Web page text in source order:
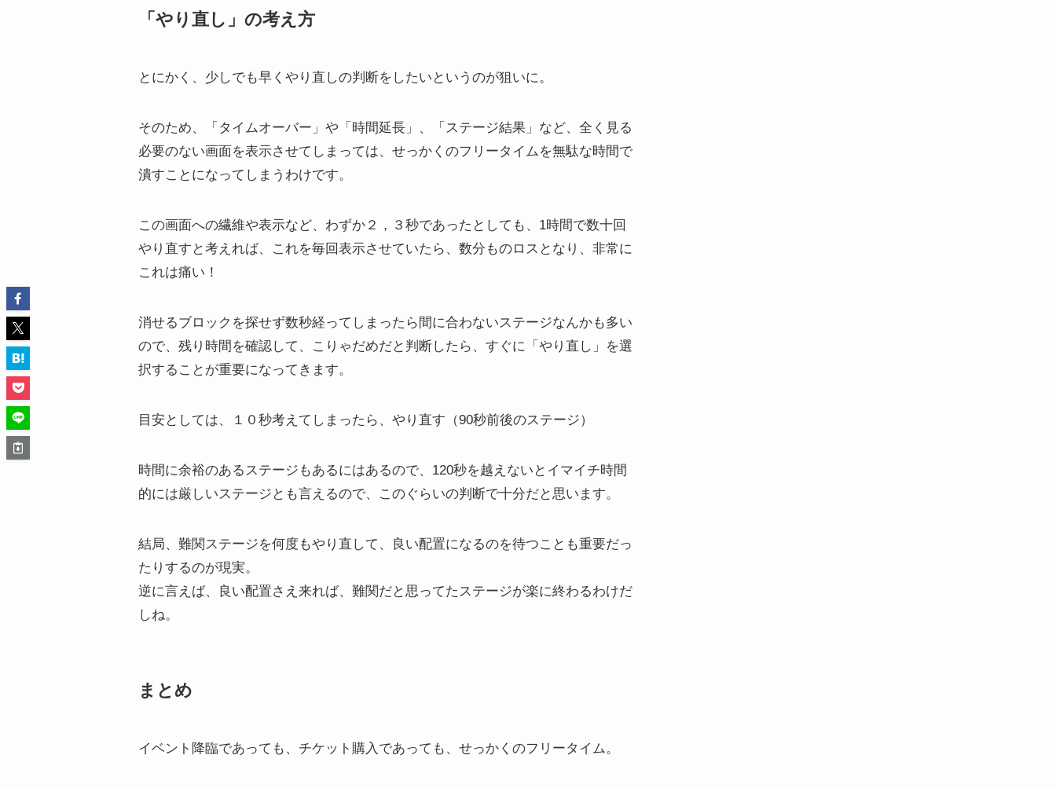
「やり直し」の考え方
とにかく、 少しでも早くやり直しの判断をしたい というのが狙いに。
そのため、「タイムオーバー」や「時間延長」、「ステージ結果」など、全く見る
必要のない画面を表示させてしまっては、せっかくのフリータイムを無駄な時間で
潰すことになってしまうわけです。
この画面への繊維や表示など、わずか２，３秒であったとしても、1時間で数十回
やり直すと考えれば、これを毎回表示させていたら、数分ものロスとなり、非常に
これは痛い！
消せるブロックを探せず数秒経ってしまったら間に合わないステージなんかも多い
ので、残り時間を確認して、こりゃだめだと判断したら、すぐに「やり直し」を選
択することが重要になってきます。
目安としては、１０秒考えてしまったら、やり直す（90秒前後のステージ）
時間に余裕のあるステージもあるにはあるので、120秒を越えないとイマイチ時間
的には厳しいステージとも言えるので、このぐらいの判断で十分だと思います。
結局、難関ステージを何度もやり直して、良い配置になるのを待つことも重要だっ
たりするのが現実。
逆に言えば、良い配置さえ来れば、難関だと思ってたステージが楽に終わるわけだ
しね。
まとめ
イベント降臨であっても、チケット購入であっても、せっかくのフリータイム。